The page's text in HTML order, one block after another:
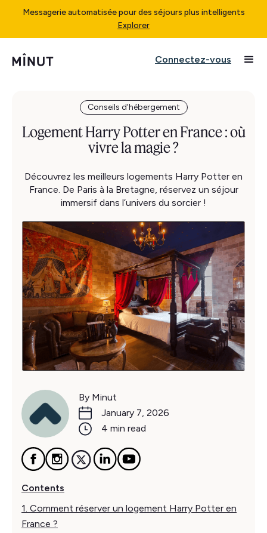
Messagerie automatisée pour des séjours plus intelligents
Explorer
Connectez-vous
Conseils d'hébergement
Logement Harry Potter en France : où
vivre la magie ?
Découvrez les meilleurs logements Harry Potter en
France. De Paris à la Bretagne, réservez un séjour
immersif dans l’univers du sorcier !
By Minut
January 7, 2026
4 min read
Contents
1. Comment réserver un logement Harry Potter en
France ?